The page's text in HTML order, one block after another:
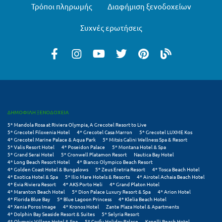
Μεσσηνία
Μετέωρα
Μέτσοβο
Μήλος
Μονεμβασιά
Μουζάκι
Τρόποι πληρωμής Διαφήμιση ξενοδοχείων
Συχνές ερωτήσεις
ΔΗΜΟΦΙΛΗ ΞΕΝΟΔΟΧΕΙΑ
5* Mandola Rosa at Riviera Olympia, A Grecotel Resort to Live
5* Grecotel Filoxenia Hotel
4* Grecotel Casa Marron
5* Grecotel LUXME Kos
4* Grecotel Marine Palace & Aqua Park
5* Mitsis Galini Wellness Spa & Resort
5* Valis Resort Hotel
4* Poseidon Palace
5* Montana Hotel & Spa
5* Grand Serai Hotel
5* Cronwell Platamon Resort
Nautica Bay Hotel
4* Long Beach Resort Hotel
4* Bianco Olympico Beach Resort
4* Golden Coast Hotel & Bungalows
5* Zeus Eretria Resort
4* Tosca Beach Hotel
4* Exotica Hotel & Spa
5* Ilio Mare Hotels & Resorts
4* Airotel Achaia Beach Hotel
4* Evia Riviera Resort
4* AKS Porto Heli
4* Grand Platon Hotel
4* Maranton Beach Hotel
5* Dion Palace Luxury Resort & Spa
4* Arion Hotel
4* Florida Blue Bay
5* Blue Lagoon Princess
4* Klelia Beach Hotel
4* Xenia Poros Image
4* Kronos Hotel
Zante Plaza Hotel & Apartments
4* Dolphin Bay Seaside Resort & Suites
5* Selyria Resort